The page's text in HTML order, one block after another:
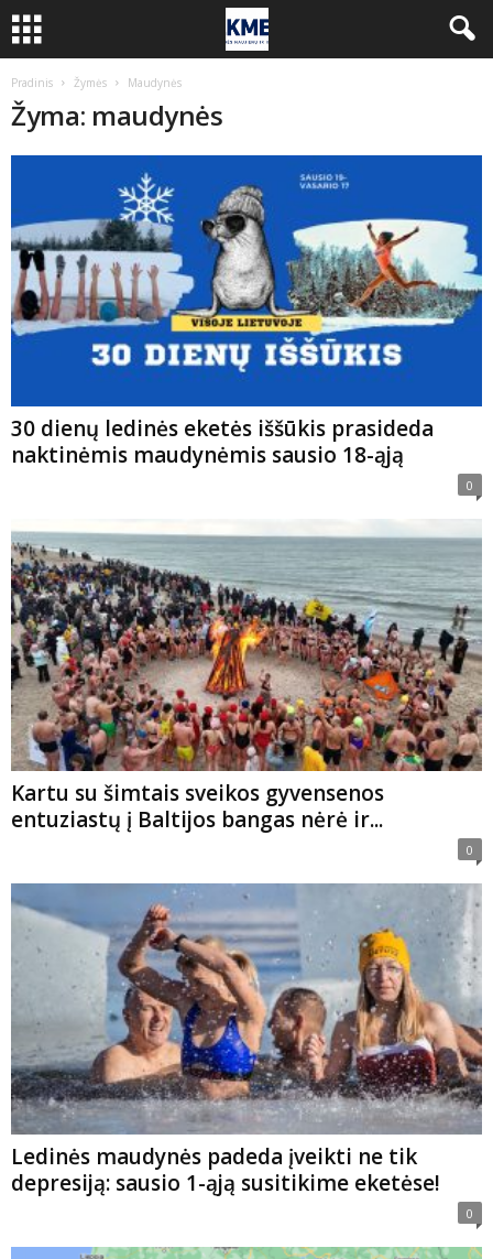
Pradinis Žymės Maudynės
Žyma: maudynės
30 dienų ledinės eketės iššūkis prasideda
naktinėmis maudynėmis sausio 18-ąją
0
Kartu su šimtais sveikos gyvensenos
entuziastų į Baltijos bangas nėrė ir...
0
Ledinės maudynės padeda įveikti ne tik
depresiją: sausio 1-ąją susitikime eketėse!
0